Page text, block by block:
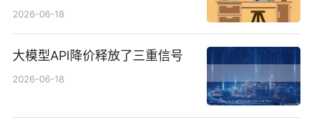
货账户完成开立
2026-06-18
大模型API降价释放了三重信号
2026-06-18